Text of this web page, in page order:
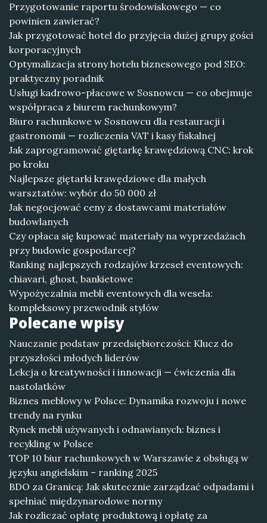
Przygotowanie raportu środowiskowego — co
powinien zawierać?
Jak przygotować hotel do przyjęcia dużej grupy gości
korporacyjnych
Optymalizacja strony hotelu biznesowego pod SEO:
praktyczny poradnik
Usługi kadrowo-płacowe w Sosnowcu — co obejmuje
współpraca z biurem rachunkowym?
Biuro rachunkowe w Sosnowcu dla restauracji i
gastronomii — rozliczenia VAT i kasy fiskalnej
Jak zaprogramować giętarkę krawędziową CNC: krok
po kroku
Najlepsze giętarki krawędziowe dla małych
warsztatów: wybór do 50 000 zł
Jak negocjować ceny z dostawcami materiałów
budowlanych
Czy opłaca się kupować materiały na wyprzedażach
przy budowie gospodarcej?
Ranking najlepszych rodzajów krzeseł eventowych:
chiavari, ghost, bankietowe
Wypożyczalnia mebli eventowych dla wesela:
kompleksowy przewodnik stylów
Polecane wpisy
Nauczanie podstaw przedsiębiorczości: Klucz do
przyszłości młodych liderów
Lekcja o kreatywności i innowacji — ćwiczenia dla
nastolatków
Biznes meblowy w Polsce: Dynamika rozwoju i nowe
trendy na rynku
Rynek mebli używanych i odnawianych: biznes i
recykling w Polsce
TOP 10 biur rachunkowych w Warszawie z obsługą w
języku angielskim – ranking 2025
BDO za Granicą: Jak skutecznie zarządzać odpadami i
spełniać międzynarodowe normy
Jak rozliczać opłatę produktową i opłatę za